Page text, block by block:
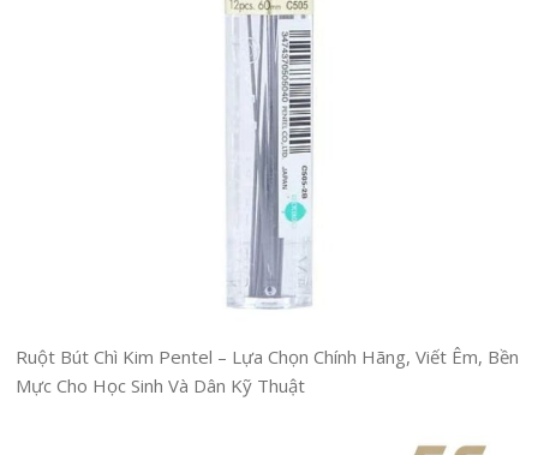
Ruột Bút Chì Kim Pentel – Lựa Chọn Chính Hãng, Viết Êm, Bền
Mực Cho Học Sinh Và Dân Kỹ Thuật